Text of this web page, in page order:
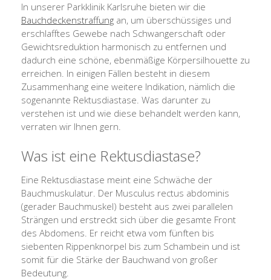
In unserer Parkklinik Karlsruhe bieten wir die
Bauchdeckenstraffung an, um überschüssiges und
erschlafftes Gewebe nach Schwangerschaft oder
Gewichtsreduktion harmonisch zu entfernen und
dadurch eine schöne, ebenmäßige Körpersilhouette zu
erreichen. In einigen Fällen besteht in diesem
Zusammenhang eine weitere Indikation, nämlich die
sogenannte Rektusdiastase. Was darunter zu
verstehen ist und wie diese behandelt werden kann,
verraten wir Ihnen gern.
Was ist eine Rektusdiastase?
Eine Rektusdiastase meint eine Schwäche der
Bauchmuskulatur. Der Musculus rectus abdominis
(gerader Bauchmuskel) besteht aus zwei parallelen
Strängen und erstreckt sich über die gesamte Front
des Abdomens. Er reicht etwa vom fünften bis
siebenten Rippenknorpel bis zum Schambein und ist
somit für die Stärke der Bauchwand von großer
Bedeutung.